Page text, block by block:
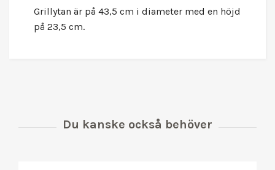
Grillytan är på 43,5 cm i diameter med en höjd
på 23,5 cm.